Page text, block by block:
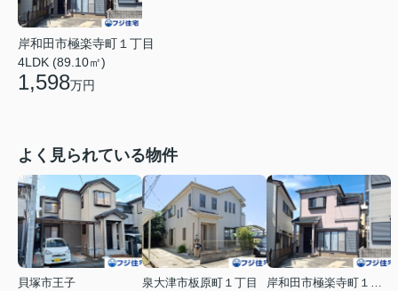
岸和田市極楽寺町１丁目
4LDK (89.10㎡)
1,598万円
よく見られている物件
貝塚市王子
泉大津市板原町１丁目
岸和田市極楽寺町１丁目